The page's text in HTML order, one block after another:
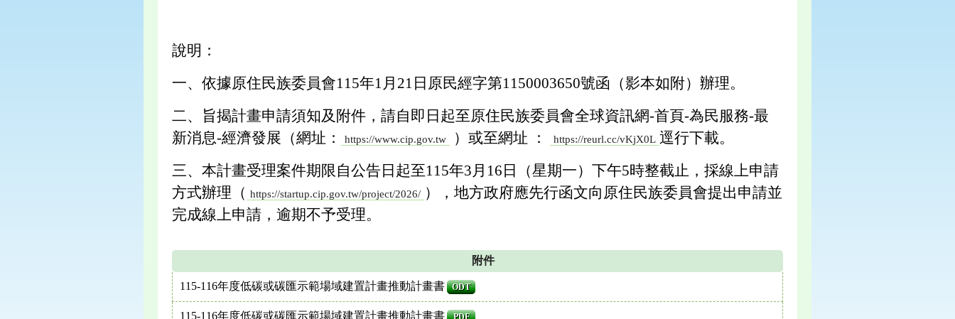
說明：
一、依據原住民族委員會115年1月21日原民經字第1150003650號函（影本如附）辦理。
二、旨揭計畫申請須知及附件，請自即日起至原住民族委員會全球資訊網-首頁-為民服務-最
新消息-經濟發展（網址：
https://www.cip.gov.tw ）或至網址 ： https://reurl.cc/vKjX0L 逕行下載。
三、本計畫受理案件期限自公告日起至115年3月16日（星期一）下午5時整截止，採線上申請
方式辦理（ https://startup.cip.gov.tw/project/2026/ ），地方政府應先行函文向原住民族委員會提出申請並
完成線上申請，逾期不予受理。
附件
115-116年度低碳或碳匯示範場域建置計畫推動計畫書 ODT
115-116年度低碳或碳匯示範場域建置計畫推動計畫書 PDF